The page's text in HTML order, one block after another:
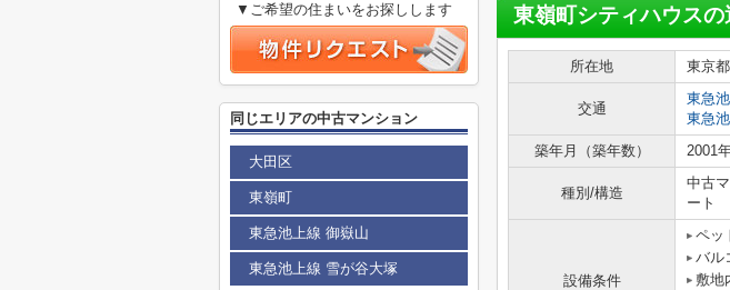
東嶺町シティハウスの
所在地 東京都
交通
東急
東急
築年月（築年数）
2001
種別/構造
中古
ート
設備条件
ペッ
バル
敷地
▼ご希望の住まいをお探しします
同じエリアの中古マンション
大田区
東嶺町
東急池上線 御嶽山
東急池上線 雪が谷大塚